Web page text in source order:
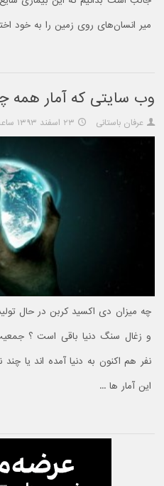
میر انسان‌های روی زمین را به خود
وب سایتی که آمار همه
عرفان باستانی ۲۳ اسفند ۱۳۹۳ ساعت ۱۲:۰۸
چه میزان دی اکسید کربن در حال
و زغال سنگ دنیا باقی است ؟
نفر هم اکنون به دنیا آمده اند یا
این آمار ها ...